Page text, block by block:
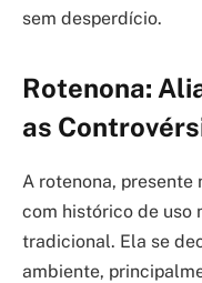
sem desperdício.
Rotenona:
as
A rotenona, presente
com histórico de uso
tradicional. Ela se
ambiente,